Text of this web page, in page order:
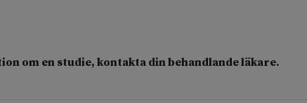
om en studie, kontakta din behandlande läkare.